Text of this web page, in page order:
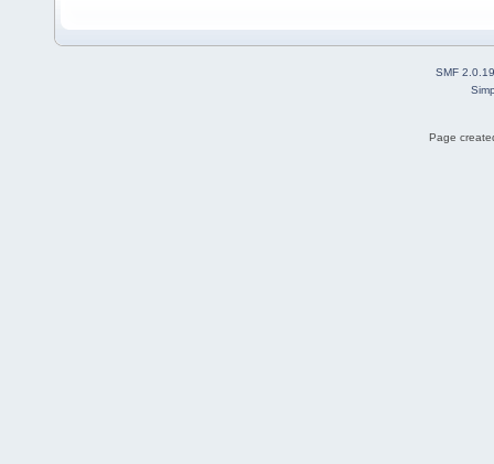
SMF 2.0.19
Page